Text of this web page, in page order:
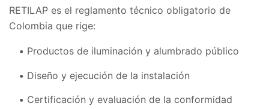
RETILAP es el reglamento técnico obligatorio de
Colombia que rige:
Productos de iluminación y alumbrado público
Diseño y ejecución de la instalación
Certificación y evaluación de la conformidad